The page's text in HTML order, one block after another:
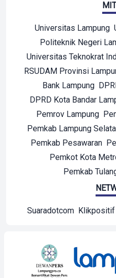
Universitas Lampung
Politeknik Negeri
Universitas Teknokrat
RSUDAM Provinsi
Bank Lampung
DPRD Kota Bandar
Pemrov Lampung
Pemkab Lampung
Pemkab Pesawaran
Pemkot Kota
Pemkab
Suaradotcom Klikpositif